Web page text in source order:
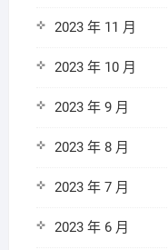
2023 年 11 月
2023 年 10 月
2023 年 9 月
2023 年 8 月
2023 年 7 月
2023 年 6 月